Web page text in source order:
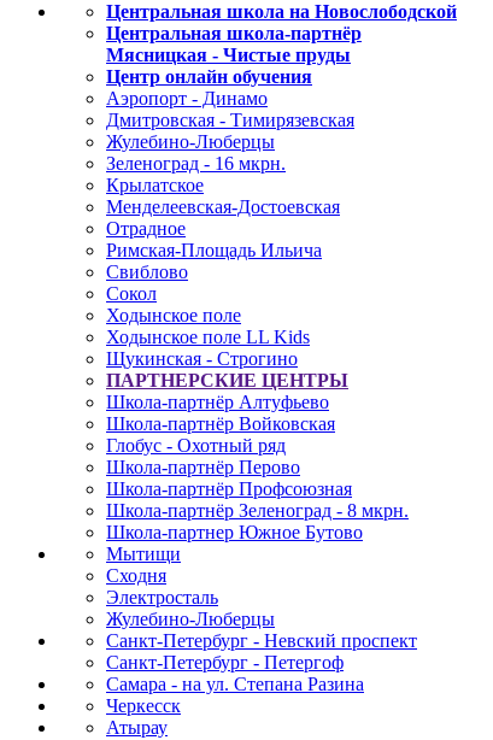
Центральная школа на Новослободской
Центральная школа-партнёр
Мясницкая - Чистые пруды
Центр онлайн обучения
Аэропорт - Динамо
Дмитровская - Тимирязевская
Жулебино-Люберцы
Зеленоград - 16 мкрн.
Крылатское
Менделеевская-Достоевская
Отрадное
Римская-Площадь Ильича
Свиблово
Сокол
Ходынское поле
Ходынское поле LL Kids
Щукинская - Строгино
ПАРТНЕРСКИЕ ЦЕНТРЫ
Школа-партнёр Алтуфьево
Школа-партнёр Войковская
Глобус - Охотный ряд
Школа-партнёр Перово
Школа-партнёр Профсоюзная
Школа-партнёр Зеленоград - 8 мкрн.
Школа-партнер Южное Бутово
Мытищи
Сходня
Электросталь
Жулебино-Люберцы
Санкт-Петербург - Невский проспект
Санкт-Петербург - Петергоф
Самара - на ул. Степана Разина
Черкесск
Атырау